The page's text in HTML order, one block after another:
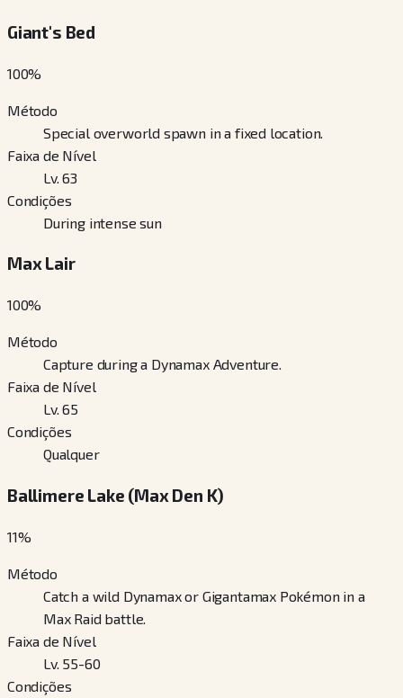
Giant's Bed
100%
Método
Special overworld spawn in a fixed location.
Faixa de Nível
Lv. 63
Condições
During intense sun
Max Lair
100%
Método
Capture during a Dynamax Adventure.
Faixa de Nível
Lv. 65
Condições
Qualquer
Ballimere Lake (Max Den K)
11%
Método
Catch a wild Dynamax or Gigantamax Pokémon in a
Max Raid battle.
Faixa de Nível
Lv. 55-60
Condições